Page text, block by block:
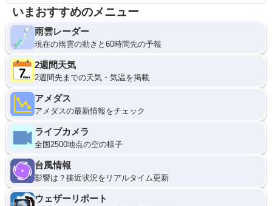
いまおすすめのメニュー
雨雲レーダー
現在の雨雲の動きと60時間先の予報
2週間天気
2週間先までの天気・気温を掲載
アメダス
アメダスの最新情報をチェック
ライブカメラ
全国2500地点の空の様子
台風情報
影響は？接近状況をリアルタイム更新
ウェザーリポート